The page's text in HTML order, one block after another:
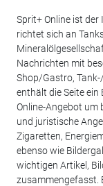
Sprit+ Online ist
richtet sich an
Nachrichten mit
Shop/Gastro,
enthält die Seite
Online-Angebot
und juristische
Zigaretten,
ebenso wie
wichtigen Artikel,
zusammengefasst.